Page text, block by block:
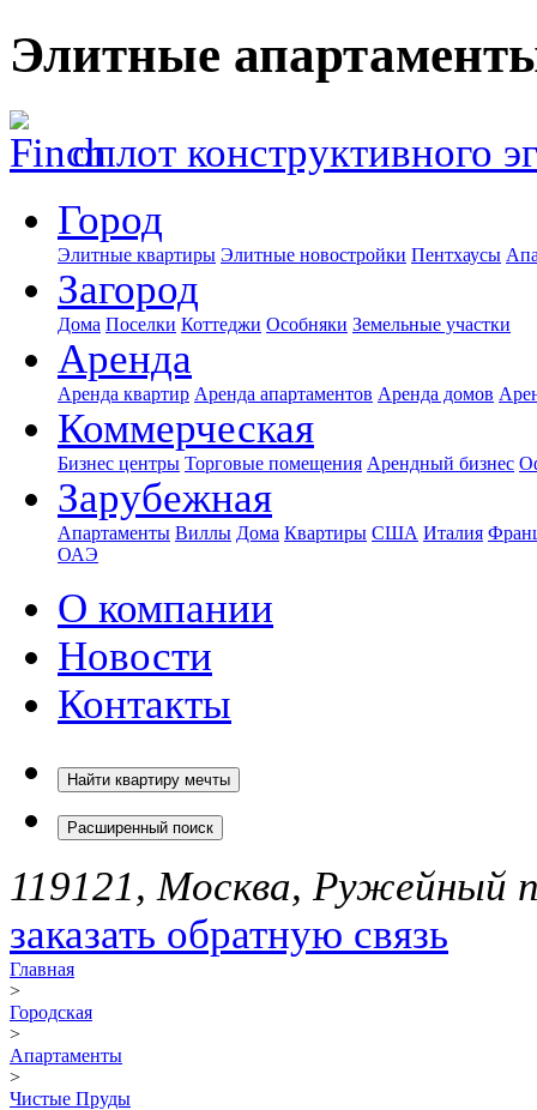
Элитные
оплот конструктивного
Город
Элитные квартиры Элитные новостройки Пентхаусы
Загород
Дома Поселки Коттеджи Особняки Земельные участки
Аренда
Аренда квартир Аренда апартаментов Аренда домов
Коммерческая
Бизнес центры Торговые помещения Арендный бизнес
Зарубежная
Апартаменты Виллы Дома Квартиры США Италия
ОАЭ
О компании
Новости
Контакты
Найти квартиру мечты
Расширенный поиск
119121, Москва, Ружейный
заказать обратную связь
Главная
>
Городская
>
Апартаменты
>
Чистые Пруды